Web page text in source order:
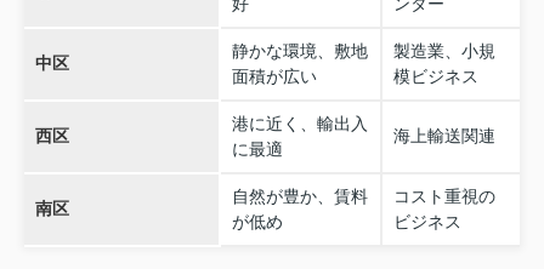
好
ンター
中区
静かな環境、敷地
面積が広い
製造業、小規
模ビジネス
西区
港に近く、輸出入
に最適
海上輸送関連
南区
自然が豊か、賃料
が低め
コスト重視の
ビジネス